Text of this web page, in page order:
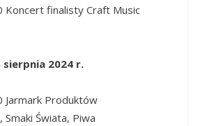
Koncert finalisty Craft Music
sierpnia 2024 r.
Jarmark Produktów
Smaki Świata, Piwa